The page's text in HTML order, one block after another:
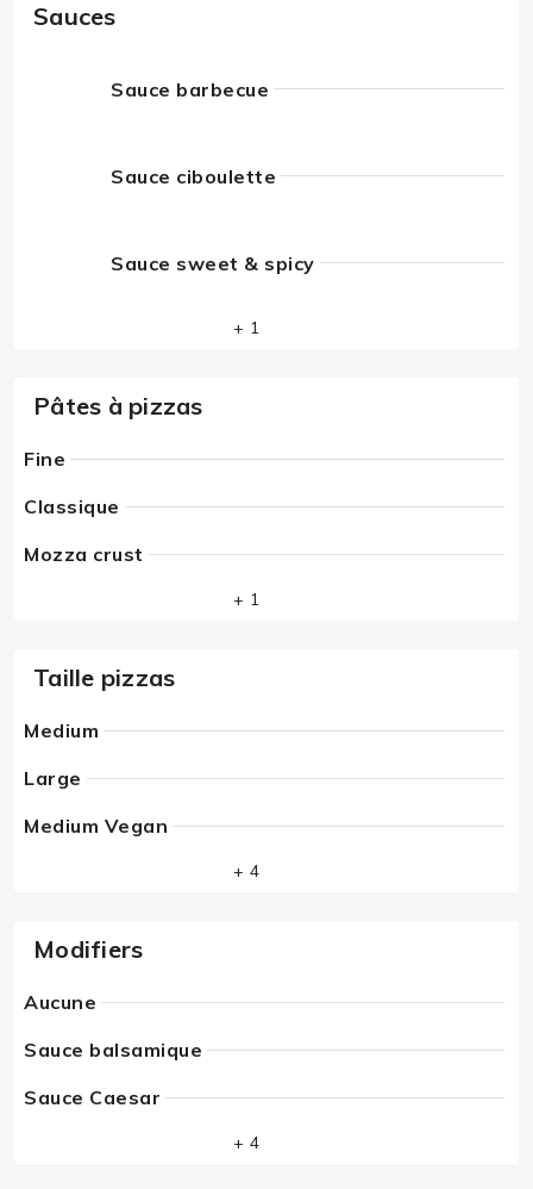
Sauces
Sauce barbecue
Sauce ciboulette
Sauce sweet & spicy
+ 1
Pâtes à pizzas
Fine
Classique
Mozza crust
+ 1
Taille pizzas
Medium
Large
Medium Vegan
+ 4
Modifiers
Aucune
Sauce balsamique
Sauce Caesar
+ 4